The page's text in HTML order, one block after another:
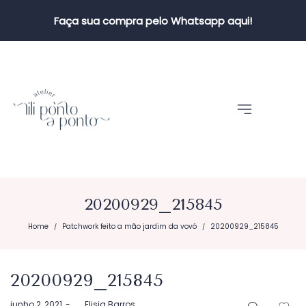
Faça sua compra pelo Whatsapp aqui!
20200929_215845
Home / Patchwork feito a mão jardim da vovó / 20200929_215845
20200929_215845
Postado